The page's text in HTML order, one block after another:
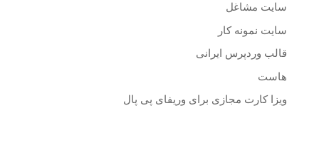
سایت مشاغل
سایت نمونه کار
قالب وردپرس ایرانی
هاست
ویزا کارت مجازی برای وریفای پی پال